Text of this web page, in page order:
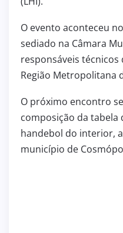
O evento aconteceu
sediado na Câmara
responsáveis técnicos
Região Metropolitana
O próximo encontro
composição da tabela
handebol do interior,
município de